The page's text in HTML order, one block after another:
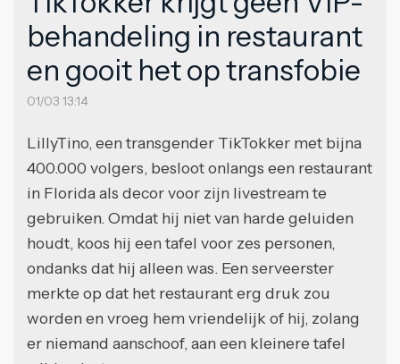
behandeling in restaurant
en gooit het op transfobie
01/03 13:14
LillyTino, een transgender TikTokker met bijna
400.000 volgers, besloot onlangs een restaurant
in Florida als decor voor zijn livestream te
gebruiken. Omdat hij niet van harde geluiden
houdt, koos hij een tafel voor zes personen,
ondanks dat hij alleen was. Een serveerster
merkte op dat het restaurant erg druk zou
worden en vroeg hem vriendelijk of hij, zolang
er niemand aanschoof, aan een kleinere tafel